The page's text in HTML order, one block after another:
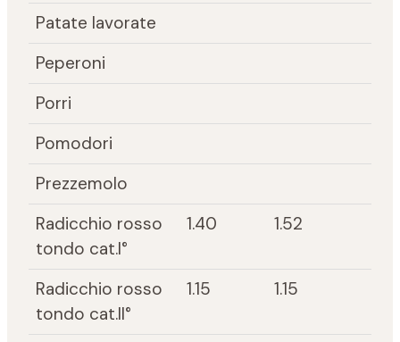
Patate lavorate
Peperoni
Porri
Pomodori
Prezzemolo
Radicchio rosso
tondo cat.I°
1.40 1.52
Radicchio rosso
tondo cat.II°
1.15 1.15